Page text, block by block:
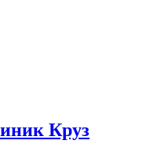
Круз